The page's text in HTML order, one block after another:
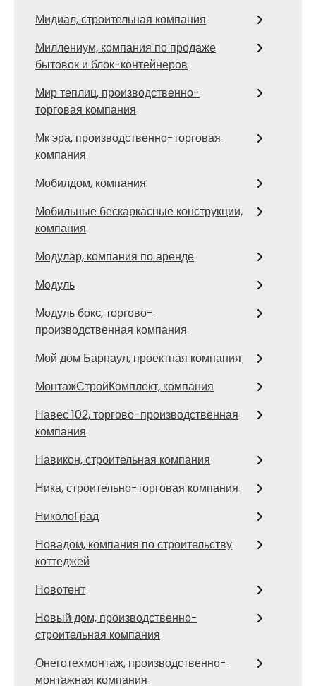
Мидиал, строительная компания
Миллениум, компания по продаже
бытовок и блок-контейнеров
Мир теплиц, производственно-
торговая компания
Мк эра, производственно-торговая
компания
Мобилдом, компания
Мобильные бескаркасные конструкции,
компания
Модулар, компания по аренде
Модуль
Модуль бокс, торгово-
производственная компания
Мой дом Барнаул, проектная компания
МонтажСтройКомплект, компания
Навес 102, торгово-производственная
компания
Навикон, строительная компания
Ника, строительно-торговая компания
НиколоГрад
Новадом, компания по строительству
коттеджей
Новотент
Новый дом, производственно-
строительная компания
Онеготехмонтаж, производственно-
монтажная компания